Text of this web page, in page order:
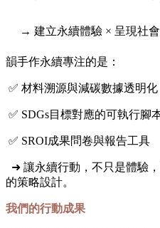
→ 建立永續體驗 × 呈現社會
韻手作永續專注的是：
✅ 材料溯源與減碳數據透明化
✅ SDGs目標對應的可執行腳
✅ SROI成果問卷與報告工具
➜ 讓永續行動，不只是體驗
的策略設計。
我們的行動成果